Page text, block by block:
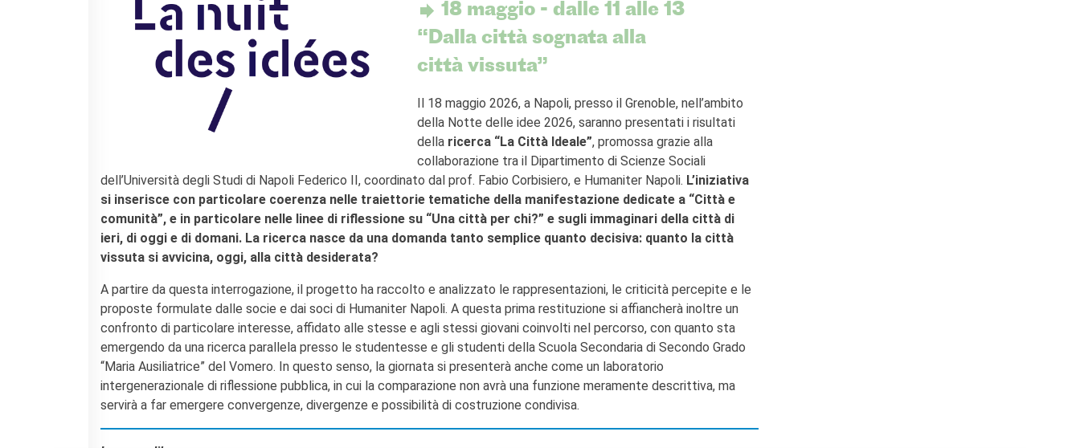
18 maggio - dalle 11 alle 13
“Dalla città sognata alla
città vissuta”
Il 18 maggio 2026, a Napoli, presso il Grenoble, nell’ambito
della Notte delle idee 2026, saranno presentati i risultati
della ricerca “La Città Ideale”, promossa grazie alla
collaborazione tra il Dipartimento di Scienze Sociali
dell’Università degli Studi di Napoli Federico II, coordinato dal prof. Fabio Corbisiero, e Humaniter Napoli. L’iniziativa
si inserisce con particolare coerenza nelle traiettorie tematiche della manifestazione dedicate a “Città e
comunità”, e in particolare nelle linee di riflessione su “Una città per chi?” e sugli immaginari della città di
ieri, di oggi e di domani. La ricerca nasce da una domanda tanto semplice quanto decisiva: quanto la città
vissuta si avvicina, oggi, alla città desiderata?
A partire da questa interrogazione, il progetto ha raccolto e analizzato le rappresentazioni, le criticità percepite e le
proposte formulate dalle socie e dai soci di Humaniter Napoli. A questa prima restituzione si affiancherà inoltre un
confronto di particolare interesse, affidato alle stesse e agli stessi giovani coinvolti nel percorso, con quanto sta
emergendo da una ricerca parallela presso le studentesse e gli studenti della Scuola Secondaria di Secondo Grado
“Maria Ausiliatrice” del Vomero. In questo senso, la giornata si presenterà anche come un laboratorio
intergenerazionale di riflessione pubblica, in cui la comparazione non avrà una funzione meramente descrittiva, ma
servirà a far emergere convergenze, divergenze e possibilità di costruzione condivisa.